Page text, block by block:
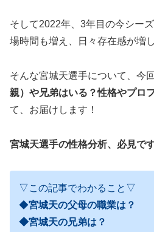
そして2022年、3年目の今シー
場時間も増え、日々存在感が増
そんな宮城天選手について、今
親）や兄弟はいる？性格やプロ
て、お届けします！
宮城天選手の性格分析、必見で
▽この記事でわかること▽
◆宮城天の父母の職業は？
◆宮城天の兄弟は？